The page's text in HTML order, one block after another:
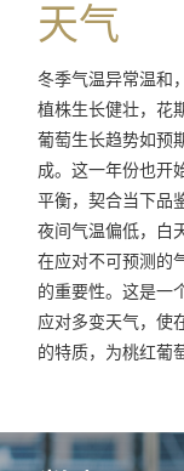
天气
冬季气温异常温和
植株生长健壮，花
葡萄生长趋势如预
成。这一年份也开
平衡，契合当下品
夜间气温偏低，白
在应对不可预测的
的重要性。这是一
应对多变天气，使
的特质，为桃红葡